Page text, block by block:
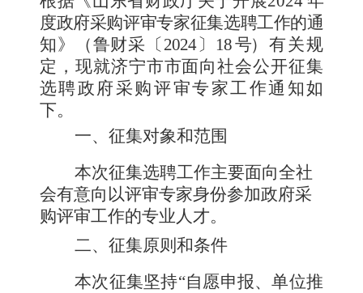
度政府采购评审专家征集选聘工作的通
知》（鲁财采〔 2024〕18号）有关规
定，现就济宁市市面向社会公开征集
选聘政府采购评审专家工作通知如
下。
一、征集对象和范围
本次征集选聘工作主要面向全社
会有意向以评审专家身份参加政府采
购评审工作的专业人才。
二、征集原则和条件
本次征集坚持“自愿申报、单位推